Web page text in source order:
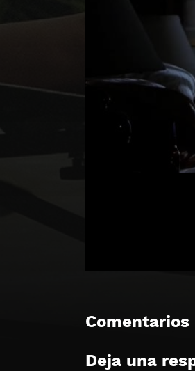
Comentarios
Deja una